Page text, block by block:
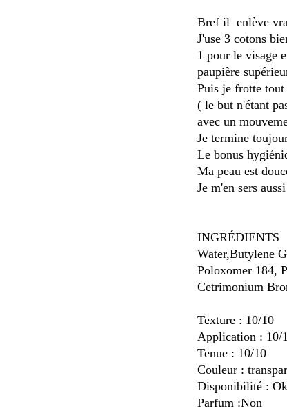
Bref il enlève
J'use 3 cotons
1 pour le visage
paupière
Puis je frotte tout
( le but n'étant
avec un
Je termine
Le bonus
Ma peau est
Je m'en sers
INGRÉDIENTS
Water,Butylene
Poloxomer 184,
Cetrimonium
Texture : 10/10
Application : 10/
Tenue : 10/10
Couleur :
Disponibilité : Ok
Parfum :Non